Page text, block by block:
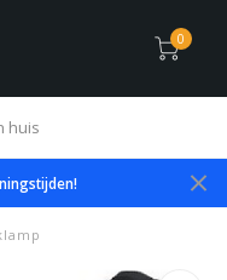
0
huis